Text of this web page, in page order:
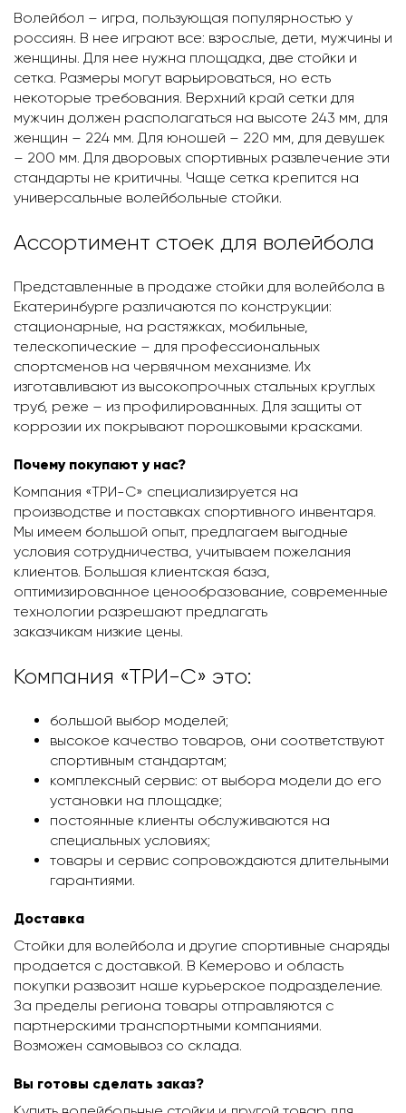
Волейбол – игра, пользующая популярностью у
россиян. В нее играют все: взрослые, дети, мужчины и
женщины. Для нее нужна площадка, две стойки и
сетка. Размеры могут варьироваться, но есть
некоторые требования. Верхний край сетки для
мужчин должен располагаться на высоте 243 мм, для
женщин – 224 мм. Для юношей – 220 мм, для девушек
– 200 мм. Для дворовых спортивных развлечение эти
стандарты не критичны. Чаще сетка крепится на
универсальные волейбольные стойки.
Ассортимент стоек для волейбола
Представленные в продаже стойки для волейбола в
Екатеринбурге различаются по конструкции:
стационарные, на растяжках, мобильные,
телескопические – для профессиональных
спортсменов на червячном механизме. Их
изготавливают из высокопрочных стальных круглых
труб, реже – из профилированных. Для защиты от
коррозии их покрывают порошковыми красками.
Почему покупают у нас?
Компания «ТРИ-С» специализируется на
производстве и поставках спортивного инвентаря.
Мы имеем большой опыт, предлагаем выгодные
условия сотрудничества, учитываем пожелания
клиентов. Большая клиентская база,
оптимизированное ценообразование, современные
технологии разрешают предлагать
заказчикам низкие цены.
Компания «ТРИ-С» это:
большой выбор моделей;
высокое качество товаров, они соответствуют
спортивным стандартам;
комплексный сервис: от выбора модели до его
установки на площадке;
постоянные клиенты обслуживаются на
специальных условиях;
товары и сервис сопровождаются длительными
гарантиями.
Доставка
Стойки для волейбола и другие спортивные снаряды
продается с доставкой. В Кемерово и область
покупки развозит наше курьерское подразделение.
За пределы региона товары отправляются с
партнерскими транспортными компаниями.
Возможен самовывоз со склада.
Вы готовы сделать заказ?